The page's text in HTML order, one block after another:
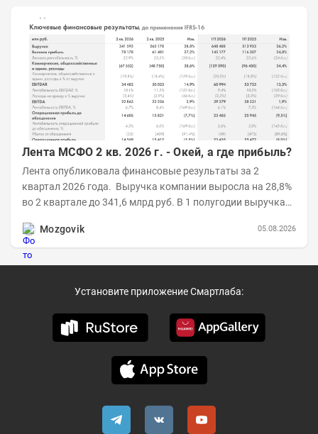
Лента МСФО 2 кв. 2026 г. - Окей, а где прибыль?
Лента опубликовала финансовые результаты за 2
квартал 2026 года. Выручка компании выросла на 28,8%
во 2 квартале до 341,6 млрд руб. В 1 полугодии выручка
Mozgovik
05.08.2026
Установите приложение Смартлаба: